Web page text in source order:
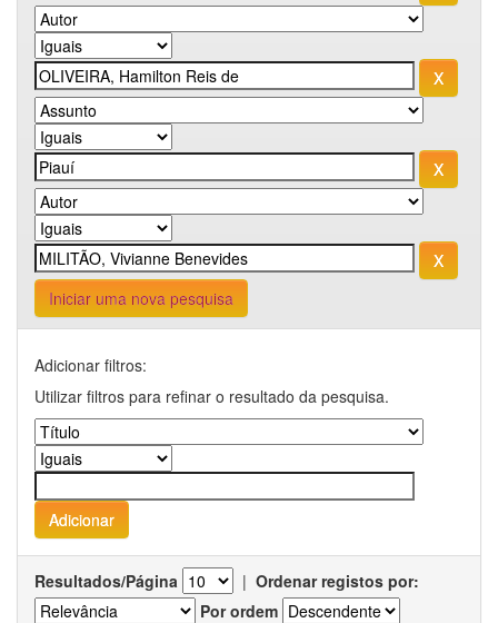
Iniciar uma nova pesquisa
Adicionar filtros:
Utilizar filtros para refinar o resultado da pesquisa.
Resultados/Página | Ordenar registos por:
Por ordem